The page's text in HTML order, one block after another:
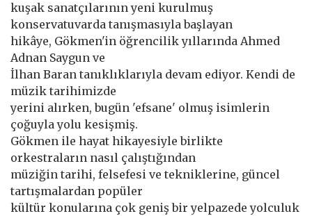
kuşak sanatçılarının yeni kurulmuş
konservatuvarda tanışmasıyla başlayan
hikâye, Gökmen'in öğrencilik yıllarında Ahmed
Adnan Saygun ve
İlhan Baran tanıklıklarıyla devam ediyor. Kendi de
müzik tarihimizde
yerini alırken, bugün 'efsane' olmuş isimlerin
çoğuyla yolu kesişmiş.
Gökmen ile hayat hikayesiyle birlikte
orkestraların nasıl çalıştığından
müziğin tarihi, felsefesi ve tekniklerine, güncel
tartışmalardan popüler
kültür konularına çok geniş bir yelpazede yolculuk